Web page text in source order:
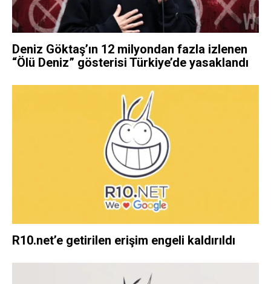
Deniz Göktaş’ın 12 milyondan fazla izlenen
“Ölü Deniz” gösterisi Türkiye’de yasaklandı
R10.net’e getirilen erişim engeli kaldırıldı